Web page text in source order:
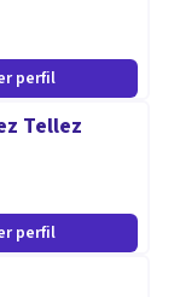
perfil
Tellez
perfil